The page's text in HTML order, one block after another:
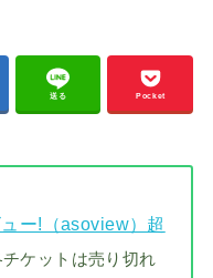
送る Pocket
ー!（asoview）超
ケットは売り切れ